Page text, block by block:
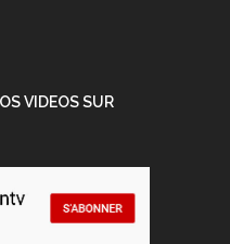
VIDEOS SUR